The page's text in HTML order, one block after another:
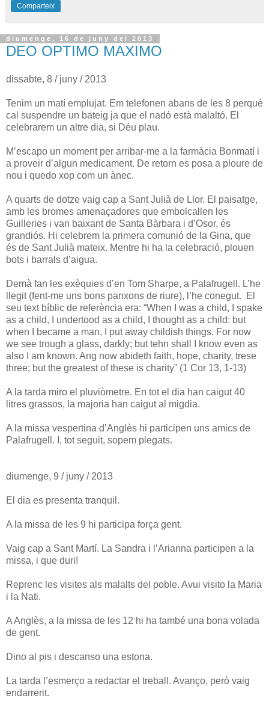
Comparteix
diumenge, 16 de juny del 2013
DEO OPTIMO MAXIMO
dissabte, 8 / juny / 2013
Tenim un matí emplujat. Em telefonen abans de les 8 perquè
cal suspendre un bateig ja que el nadó està malaltó. El
celebrarem un altre dia, si Déu plau.
M’escapo un moment per arribar-me a la farmàcia Bonmatí i
a proveir d’algun medicament. De retorn es posa a ploure de
nou i quedo xop com un ànec.
A quarts de dotze vaig cap a Sant Julià de Llor. El paisatge,
amb les bromes amenaçadores que embolcallen les
Guilleries i van baixant de Santa Bàrbara i d’Osor, és
grandiós. Hi celebrem la primera comunió de la Gina, que
és de Sant Julià mateix. Mentre hi ha la celebració, plouen
bots i barrals d’aigua.
Demà fan les exèquies d’en Tom Sharpe, a Palafrugell. L’he
llegit (fent-me uns bons panxons de riure), l’he conegut. El
seu text bíblic de referència era: “When I was a child, I spake
as a child, I undertood as a child, I thought as a child: but
when I became a man, I put away childish things. For now
we see trough a glass, darkly; but tehn shall I know even as
also I am known. Ang now abideth faith, hope, charity, trese
three; but the greatest of these is charity” (1 Cor 13, 1-13)
A la tarda miro el pluviòmetre. En tot el dia han caigut 40
litres grassos, la majoria han caigut al migdia.
A la missa vespertina d’Anglès hi participen uns amics de
Palafrugell. I, tot seguit, sopem plegats.
diumenge, 9 / juny / 2013
El dia es presenta tranquil.
A la missa de les 9 hi participa força gent.
Vaig cap a Sant Martí. La Sandra i l’Arianna participen a la
missa, i que duri!
Reprenc les visites als malalts del poble. Avui visito la Maria
i la Nati.
A Anglès, a la missa de les 12 hi ha també una bona volada
de gent.
Dino al pis i descanso una estona.
La tarda l’esmerço a redactar el treball. Avanço, però vaig
endarrerit.